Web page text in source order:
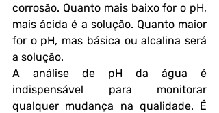
corrosão. Quanto mais baixo for o pH,
mais ácida é a solução. Quanto maior
for o pH, mas básica ou alcalina será
a solução.
A análise de pH da água é
indispensável para monitorar
qualquer mudança na qualidade. É